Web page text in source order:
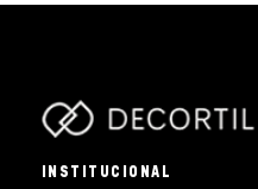
INSTITUCIONAL